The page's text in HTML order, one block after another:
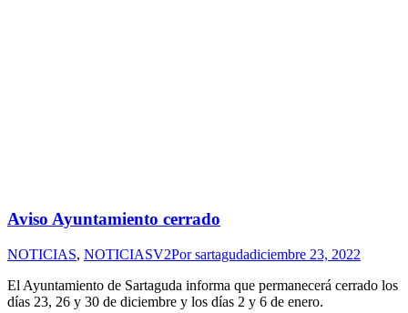
Aviso Ayuntamiento cerrado
NOTICIAS, NOTICIASV2Porsartagudadiciembre 23, 2022
El Ayuntamiento de Sartaguda informa que permanecerá cerrado los
días 23, 26 y 30 de diciembre y los días 2 y 6 de enero.